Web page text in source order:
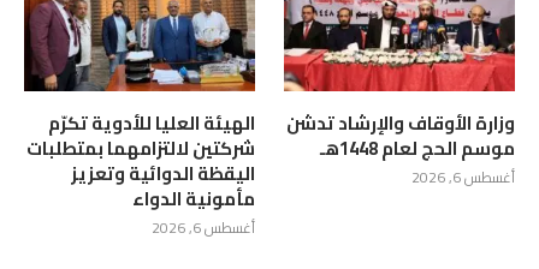
وزارة الأوقاف والإرشاد تدشن
موسم الحج لعام 1448هـ
أغسطس 6, 2026
الهيئة العليا للأدوية تكرّم
شركتين لالتزامهما بمتطلبات
اليقظة الدوائية وتعزيز
مأمونية الدواء
أغسطس 6, 2026